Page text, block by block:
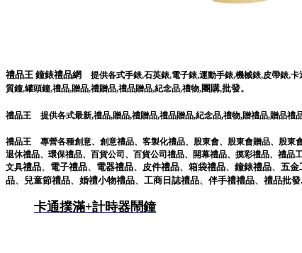
禮品王 鐘錶禮品網 提供各式手錶,石英錶,電子錶,運動手錶,機械錶,皮帶錶,卡
質鐘,罐頭鐘,禮品,贈品,禮贈品,禮品贈品,紀念品,禮物,團購,批發。
禮品王 提供各式最新,禮品,贈品,禮贈品,禮品贈品,紀念品,禮物,贈禮品,贈品禮
禮品王 專營各種創意、 創意禮品、 客製化禮品、 股東會、 股東會贈品、 股東
退休禮品、 環保禮品、 百貨公司 、 百貨公司禮品、 開幕禮品、 摸彩禮品、 禮品
文具禮品、 電子禮品、 電器禮品、 皮件禮品、 箱袋禮品、 鐘錶禮品、 五金
品、 兒童節禮品、 婚禮小物禮品、 工商日誌禮品、 伴手禮禮品、 禮品批發
卡通撲滿+計時器鬧鐘